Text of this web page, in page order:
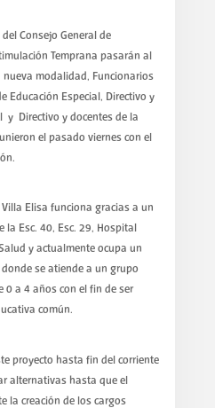
Consejo General de
Temprana pasarán al
modalidad, Funcionarios
Educación Especial, Directivo y
y Directivo y docentes de la
el pasado viernes con el
Elisa funciona gracias a un
Esc. 40, Esc. 29, Hospital
y actualmente ocupa un
se atiende a un grupo
0 a 4 años con el fin de ser
común.
proyecto hasta fin del corriente
alternativas hasta que el
la creación de los cargos